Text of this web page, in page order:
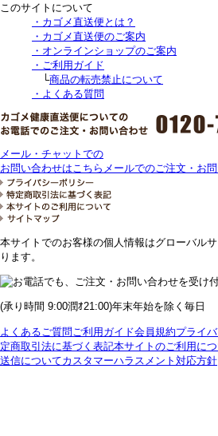
このサイトについて
・カゴメ直送便とは？
・カゴメ直送便のご案内
・オンラインショップのご案内
・ご利用ガイド
└商品の転売禁止について
・よくある質問
メール・チャットでの
お問い合わせはこちら メールでのご注文・お
本サイトでのお客様の個人情報はグローバル
ります。
(承り時間 9:00潤ｵ21:00)年末年始を除く毎日
よくあるご質問 ご利用ガイド会員規約プライ
定商取引法に基づく表記本サイトのご利用に
送信についてカスタマーハラスメント対応方針